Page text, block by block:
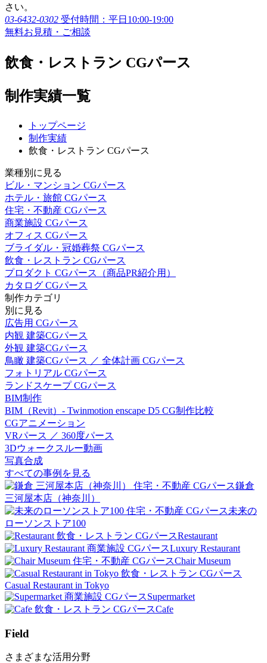
さい。
03-6432-0302 受付時間：平日10:00-19:00
無料お見積・ご相談
飲食・レストラン CGパース
制作実績一覧
トップページ
制作実績
飲食・レストラン CGパース
業種別に見る
ビル・マンション CGパース
ホテル・旅館 CGパース
住宅・不動産 CGパース
商業施設 CGパース
オフィス CGパース
ブライダル・冠婚葬祭 CGパース
飲食・レストラン CGパース
プロダクト CGパース（商品PR紹介用）
カタログ CGパース
制作カテゴリ
別に見る
広告用 CGパース
内観 建築CGパース
外観 建築CGパース
鳥瞰 建築CGパース ／ 全体計画 CGパース
フォトリアル CGパース
ランドスケープ CGパース
BIM制作
BIM（Revit）- Twinmotion enscape D5 CG制作比較
CGアニメーション
VRパース ／ 360度パース
3Dウォークスルー動画
写真合成
すべての事例を見る
住宅・不動産 CGパース鎌倉
三河屋本店（神奈川）
住宅・不動産 CGパース未来の
ローソンストア100
飲食・レストラン CGパースRestaurant
商業施設 CGパースLuxury Restaurant
住宅・不動産 CGパースChair Museum
飲食・レストラン CGパース
Casual Restaurant in Tokyo
商業施設 CGパースSupermarket
飲食・レストラン CGパースCafe
Field
さまざまな活用分野